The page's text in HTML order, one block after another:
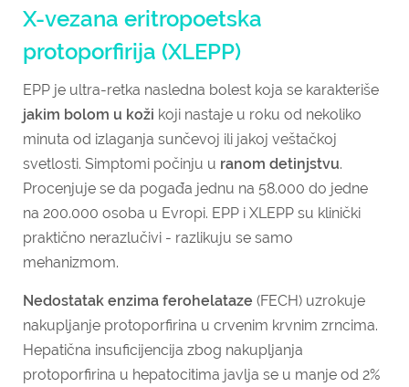
X-vezana eritropoetska
protoporfirija (XLEPP)
EPP je ultra-retka nasledna bolest koja se karakteriše
jakim bolom u koži koji nastaje u roku od nekoliko
minuta od izlaganja sunčevoj ili jakoj veštačkoj
svetlosti. Simptomi počinju u ranom detinjstvu.
Procenjuje se da pogađa jednu na 58.000 do jedne
na 200.000 osoba u Evropi. EPP i XLEPP su klinički
praktično nerazlučivi - razlikuju se samo
mehanizmom.
Nedostatak enzima ferohelataze (FECH) uzrokuje
nakupljanje protoporfirina u crvenim krvnim zrncima.
Hepatična insuficijencija zbog nakupljanja
protoporfirina u hepatocitima javlja se u manje od 2%